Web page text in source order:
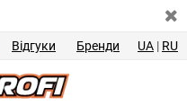
Відгуки Бренди UA | RU